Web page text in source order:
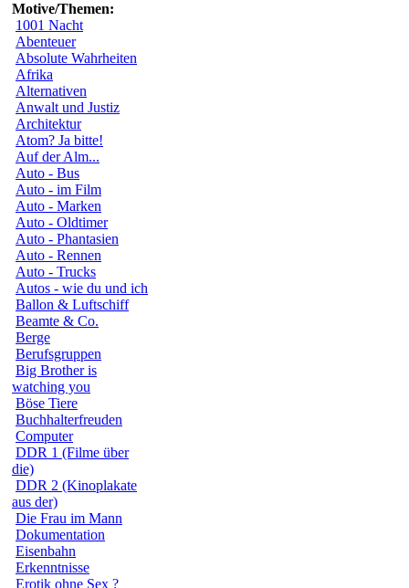
Motive/Themen:
1001 Nacht
Abenteuer
Absolute Wahrheiten
Afrika
Alternativen
Anwalt und Justiz
Architektur
Atom? Ja bitte!
Auf der Alm...
Auto - Bus
Auto - im Film
Auto - Marken
Auto - Oldtimer
Auto - Phantasien
Auto - Rennen
Auto - Trucks
Autos - wie du und ich
Ballon & Luftschiff
Beamte & Co.
Berge
Berufsgruppen
Big Brother is
watching you
Böse Tiere
Buchhalterfreuden
Computer
DDR 1 (Filme über
die)
DDR 2 (Kinoplakate
aus der)
Die Frau im Mann
Dokumentation
Eisenbahn
Erkenntnisse
Erotik ohne Sex ?